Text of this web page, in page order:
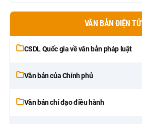
VĂN BẢN ĐIỆN TỬ
CSDL Quốc gia về văn bản pháp luật
Văn bản của Chính phủ
Văn bản chỉ đạo điều hành